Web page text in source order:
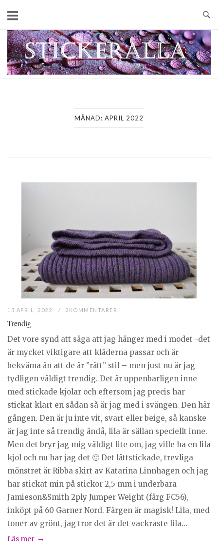
content
Home
MÅNAD: APRIL 2022
13 APRIL, 2022 2KOMMENTARER
Trendig
Det vore synd att säga att jag hänger med i modet -det
är mycket viktigare att kläderna passar och är
bekväma än att de är ”rätt” stil – men just nu är jag
tydligen väldigt trendig. Det är uppenbarligen inne
med stickade kjolar och eftersom jag precis har
stickat klart en sådan så är jag med i svängen. Den här
gången. Den är ju inte vit, svart eller beige, så kanske
är jag inte så trendig ändå, lila är sällan speciellt inne.
Men det bryr jag mig väldigt lite om, jag ville ha en lila
kjol och nu har jag det 🙂 Det lättstickade, trevliga
mönstret är Ribba skirt av Katarina Linnhagen och jag
har stickat min på stickor 2,5 mm i underbara
Jamieson&Smith 2ply Jumper Weight (färg FC56),
inköpt på 60 Garner Nord. Färgen är magisk! Lila, med
toner av grönt, jag tror det är det vackraste lila...
Läs mer